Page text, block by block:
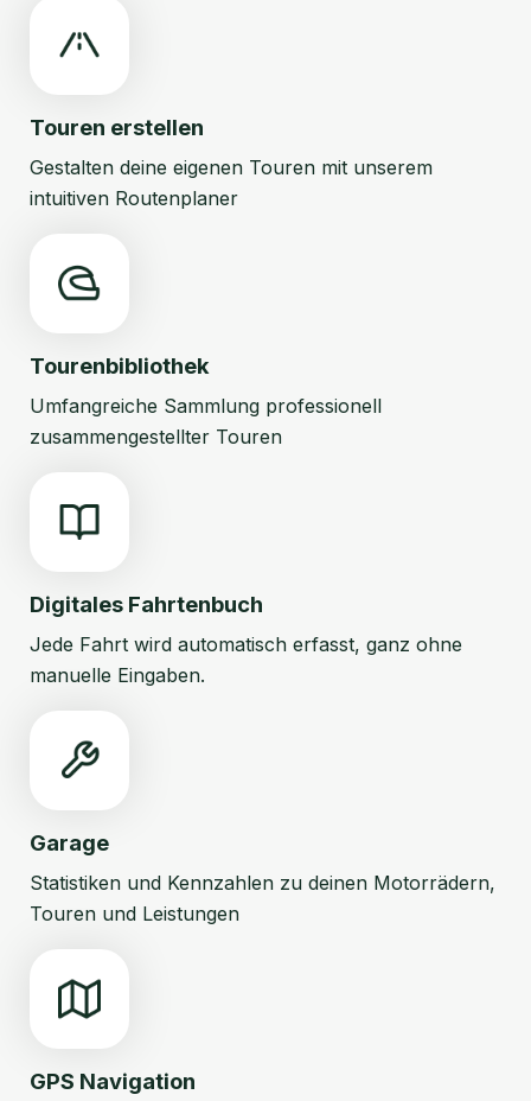
Touren erstellen
Gestalten deine eigenen Touren mit unserem
intuitiven Routenplaner
Tourenbibliothek
Umfangreiche Sammlung professionell
zusammengestellter Touren
Digitales Fahrtenbuch
Jede Fahrt wird automatisch erfasst, ganz ohne
manuelle Eingaben.
Garage
Statistiken und Kennzahlen zu deinen Motorrädern,
Touren und Leistungen
GPS Navigation